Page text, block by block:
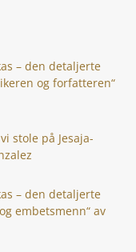
– den detaljerte
og forfatteren“
stole på Jesaja-
– den detaljerte
embetsmenn“ av